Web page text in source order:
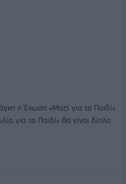
η Ένωση «Μαζί για το Παιδί»
για το Παιδί» θα είναι δίπλα